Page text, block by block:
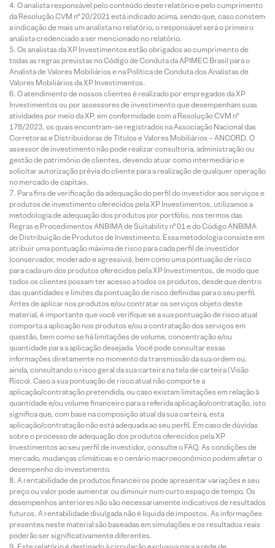
O analista responsável pelo conteúdo deste relatório e pelo cumprimento
da Resolução CVM nº 20/2021 está indicado acima, sendo que, caso constem
a indicação de mais um analista no relatório, o responsável será o primeiro
analista credenciado a ser mencionado no relatório.
Os analistas da XP Investimentos estão obrigados ao cumprimento de
todas as regras previstas no Código de Conduta da APIMEC Brasil para o
Analista de Valores Mobiliários e na Política de Conduta dos Analistas de
Valores Mobiliários da XP Investimentos.
O atendimento de nossos clientes é realizado por empregados da XP
Investimentos ou por assessores de investimento que desempenham suas
atividades por meio da XP, em conformidade com a Resolução CVM nº
178/2023, os quais encontram-se registrados na Associação Nacional das
Corretoras e Distribuidoras de Títulos e Valores Mobiliários – ANCORD. O
assessor de investimento não pode realizar consultoria, administração ou
gestão de patrimônio de clientes, devendo atuar como intermediário e
solicitar autorização prévia do cliente para a realização de qualquer operação
no mercado de capitais.
Para fins de verificação da adequação do perfil do investidor aos serviços e
produtos de investimento oferecidos pela XP Investimentos, utilizamos a
metodologia de adequação dos produtos por portfólio, nos termos das
Regras e Procedimentos ANBIMA de Suitability nº 01 e do Código ANBIMA
de Distribuição de Produtos de Investimento. Essa metodologia consiste em
atribuir uma pontuação máxima de risco para cada perfil de investidor
(conservador, moderado e agressivo), bem como uma pontuação de risco
para cada um dos produtos oferecidos pela XP Investimentos, de modo que
todos os clientes possam ter acesso a todos os produtos, desde que dentro
das quantidades e limites da pontuação de risco definidas para o seu perfil.
Antes de aplicar nos produtos e/ou contratar os serviços objeto deste
material, é importante que você verifique se a sua pontuação de risco atual
comporta a aplicação nos produtos e/ou a contratação dos serviços em
questão, bem como se há limitações de volume, concentração e/ou
quantidade para a aplicação desejada. Você pode consultar essas
informações diretamente no momento da transmissão da sua ordem ou,
ainda, consultando o risco geral da sua carteira na tela de carteira (Visão
Risco). Caso a sua pontuação de risco atual não comporte a
aplicação/contratação pretendida, ou caso existam limitações em relação à
quantidade e/ou volume financeiro para a referida aplicação/contratação, isto
significa que, com base na composição atual da sua carteira, esta
aplicação/contratação não está adequada ao seu perfil. Em caso de dúvidas
sobre o processo de adequação dos produtos oferecidos pela XP
Investimentos ao seu perfil de investidor, consulte o FAQ. As condições de
mercado, mudanças climáticas e o cenário macroeconômico podem afetar o
desempenho do investimento.
A rentabilidade de produtos financeiros pode apresentar variações e seu
preço ou valor pode aumentar ou diminuir num curto espaço de tempo. Os
desempenhos anteriores não são necessariamente indicativos de resultados
futuros. A rentabilidade divulgada não é líquida de impostos. As informações
presentes neste material são baseadas em simulações e os resultados reais
poderão ser significativamente diferentes.